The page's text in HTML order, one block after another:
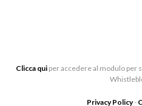
Clicca quiper accedere al modulo per
Privacy Policy-